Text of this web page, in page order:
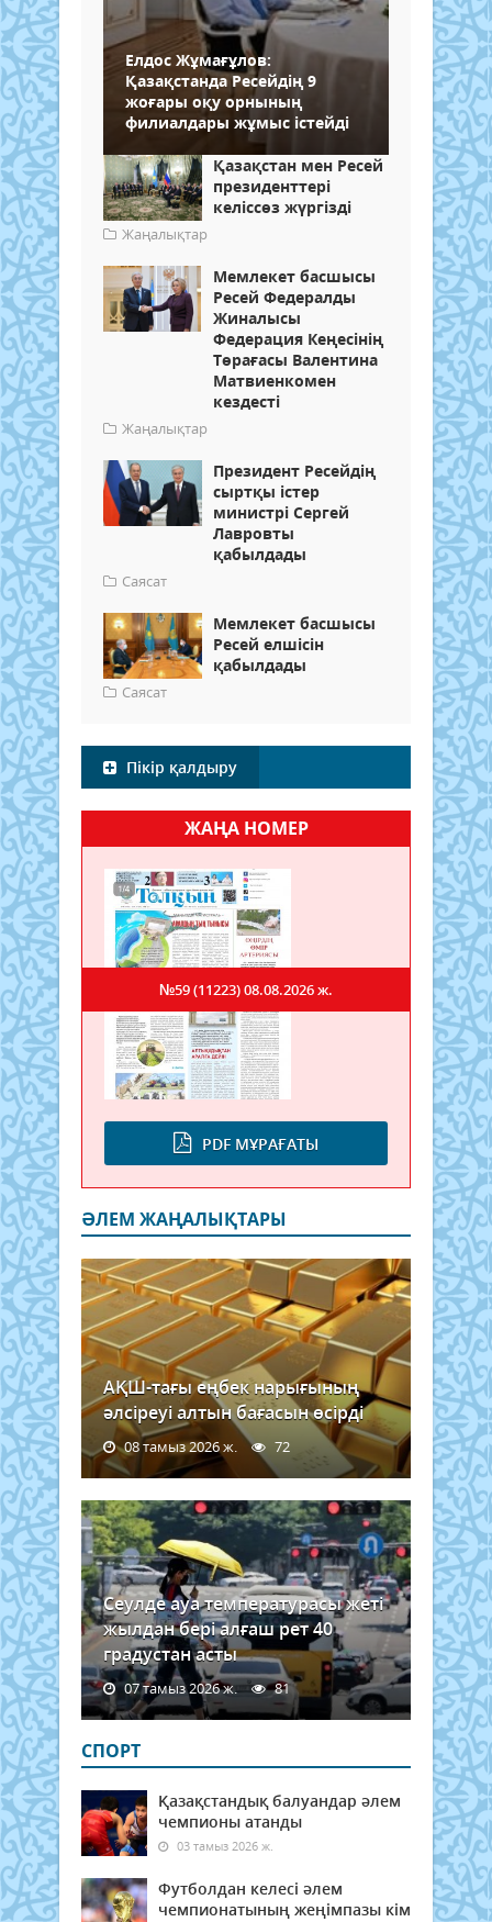
Елдос Жұмағұлов:
Қазақстанда Ресейдің 9
жоғары оқу орнының
филиалдары жұмыс істейді
Қазақстан мен Ресей
президенттері
келіссөз жүргізді
Жаңалықтар
Мемлекет басшысы
Ресей Федералды
Жиналысы
Федерация Кеңесінің
Төрағасы Валентина
Матвиенкомен
кездесті
Жаңалықтар
Президент Ресейдің
сыртқы істер
министрі Сергей
Лавровты
қабылдады
Саясат
Мемлекет басшысы
Ресей елшісін
қабылдады
Саясат
Пікір қалдыру
ЖАҢА НОМЕР
PDF МҰРАҒАТЫ
№59 (11223)08.08.2026 ж.
ӘЛЕМ ЖАҢАЛЫҚТАРЫ
АҚШ-тағы еңбек нарығының
әлсіреуі алтын бағасын өсірді
08 тамыз 2026 ж. 72
Сеулде ауа температурасы жеті
жылдан бері алғаш рет 40
градустан асты
07 тамыз 2026 ж. 81
СПОРТ
Қазақстандық балуандар әлем
чемпионы атанды
03 тамыз 2026 ж.
Футболдан келесі әлем
чемпионатының жеңімпазы кім